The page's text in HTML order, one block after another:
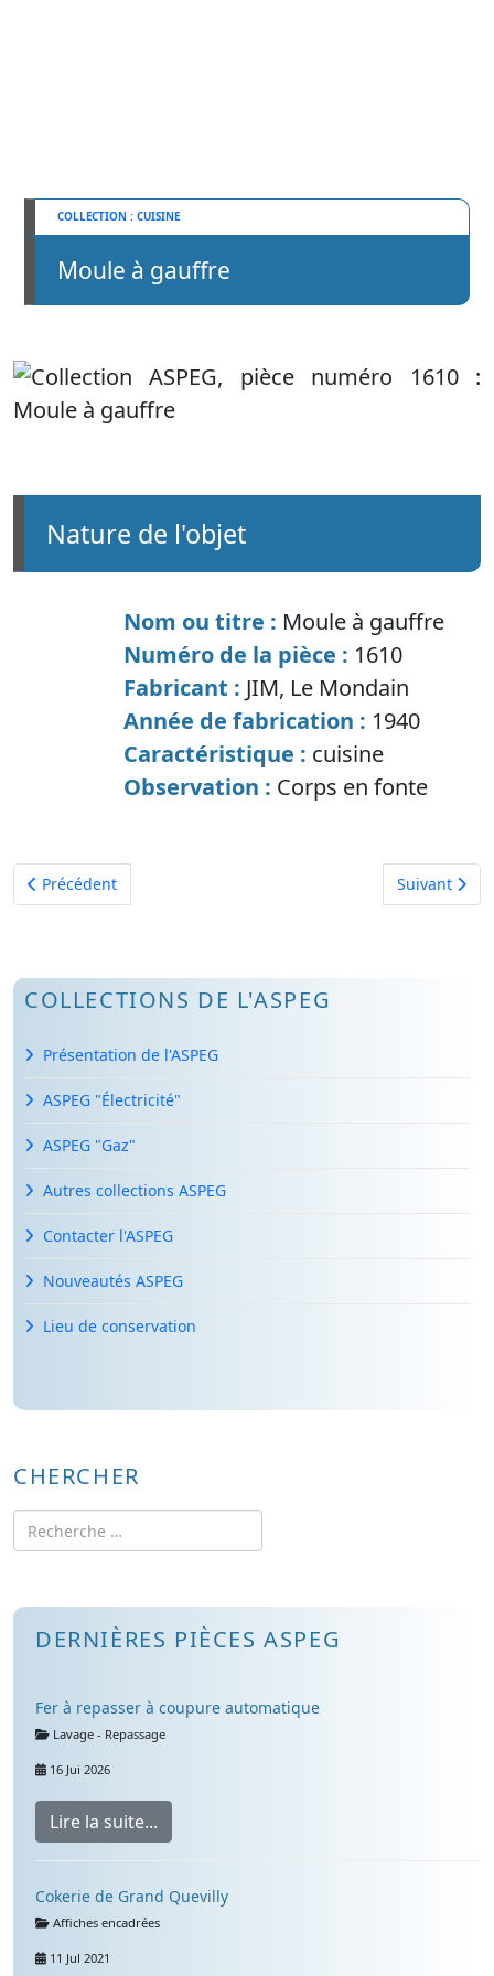
CUISINE
Moule à gauffre
nature de l'objet
Nom ou titre : Moule à gauffre
Numéro de la pièce : 1610
Fabricant : JIM, Le Mondain
Année de fabrication : 1940
Caractéristique : cuisine
Observation : Corps en fonte
Article précédent : Bouilloire électrique
Précédent Article
Suivant
COLLECTIONS DE L'ASPEG
Présentation de l'ASPEG
ASPEG "Électricité"
ASPEG "Gaz"
Autres collections ASPEG
Contacter l'ASPEG
Nouveautés ASPEG
Lieu de conservation
CHERCHER
Rechercher
DERNIÈRES PIÈCES ASPEG
Fer à repasser à coupure automatique
Détails
Lavage - Repassage
16 Jui 2026
Lire la suite...
Cokerie de Grand Quevilly
Détails
Affiches encadrées
11 Jul 2021